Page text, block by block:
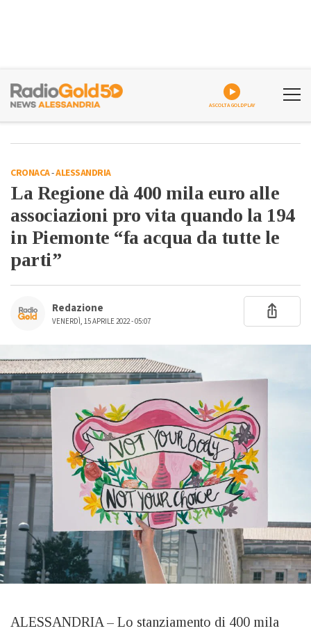
ASCOLTA GOLDPLAY
CRONACA-ALESSANDRIA
La Regione dà 400 mila euro alle
associazioni pro vita quando la 194
in Piemonte “fa acqua da tutte le
parti”
Redazione
VENERDÌ, 15 APRILE 2022 - 05:07
ALESSANDRIA – Lo stanziamento di 400 mila